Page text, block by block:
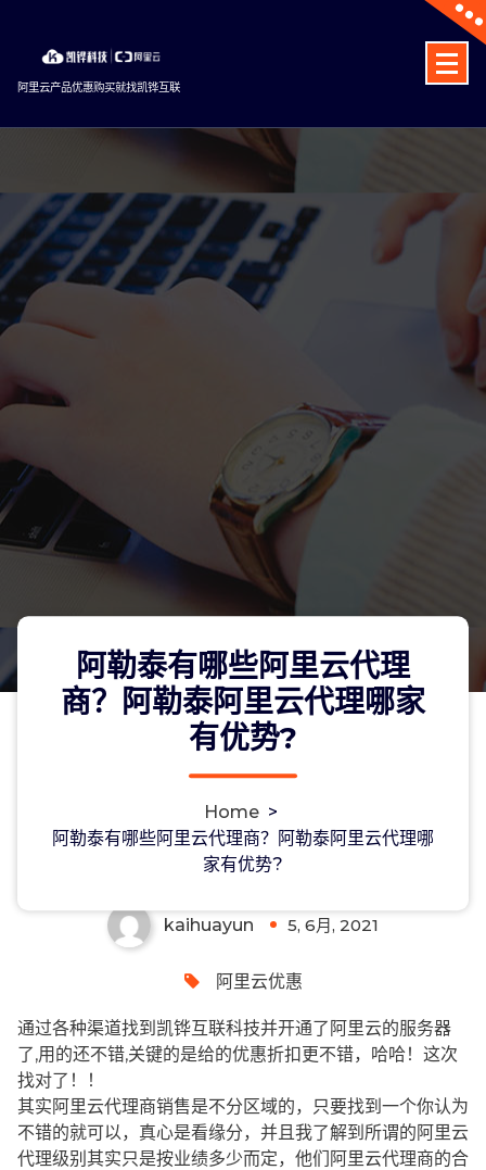
content
阿里云产品优惠购买就找凯铧互联
阿勒泰有哪些阿里云代理
商？阿勒泰阿里云代理哪家
有优势?
Home >
阿勒泰有哪些阿里云代理商？阿勒泰阿里云代理哪
家有优势?
里云代理哪家有优势?
kaihuayun 5, 6月, 2021
阿里云优惠
通过各种渠道找到凯铧互联科技并开通了阿里云的服务器
了,用的还不错,关键的是给的优惠折扣更不错，哈哈！这次
找对了！！
其实阿里云代理商销售是不分区域的，只要找到一个你认为
不错的就可以，真心是看缘分，并且我了解到所谓的阿里云
代理级别其实只是按业绩多少而定，他们阿里云代理商的合